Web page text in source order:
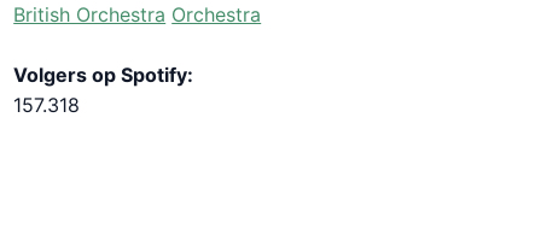
British Orchestra Orchestra
Volgers op Spotify:
157.318